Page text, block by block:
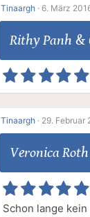
Tinaargh · 6. März
Rithy Panh &
Tinaargh · 29. Februar
Veronica Roth
Schon lange